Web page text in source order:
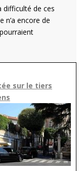
difficulté de ces
n’a encore de
sur le tiers